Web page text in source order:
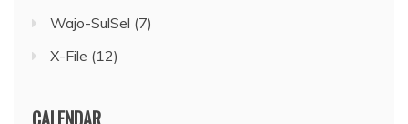
Wajo-SulSel (7)
X-File (12)
CALENDAR